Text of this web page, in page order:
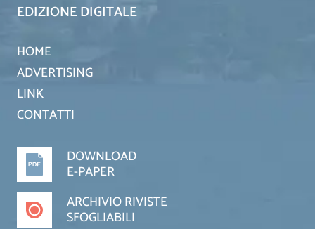
EDIZIONE DIGITALE
HOME
ADVERTISING
LINK
CONTATTI
DOWNLOAD
E-PAPER
ARCHIVIO RIVISTE
SFOGLIABILI